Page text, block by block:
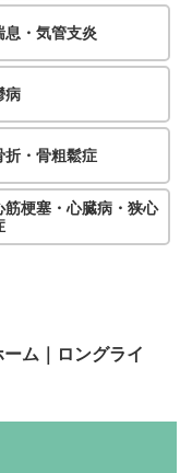
息・気管支炎
病
折・骨粗鬆症
筋梗塞・心臓病・狭心
ーム｜ロングライ